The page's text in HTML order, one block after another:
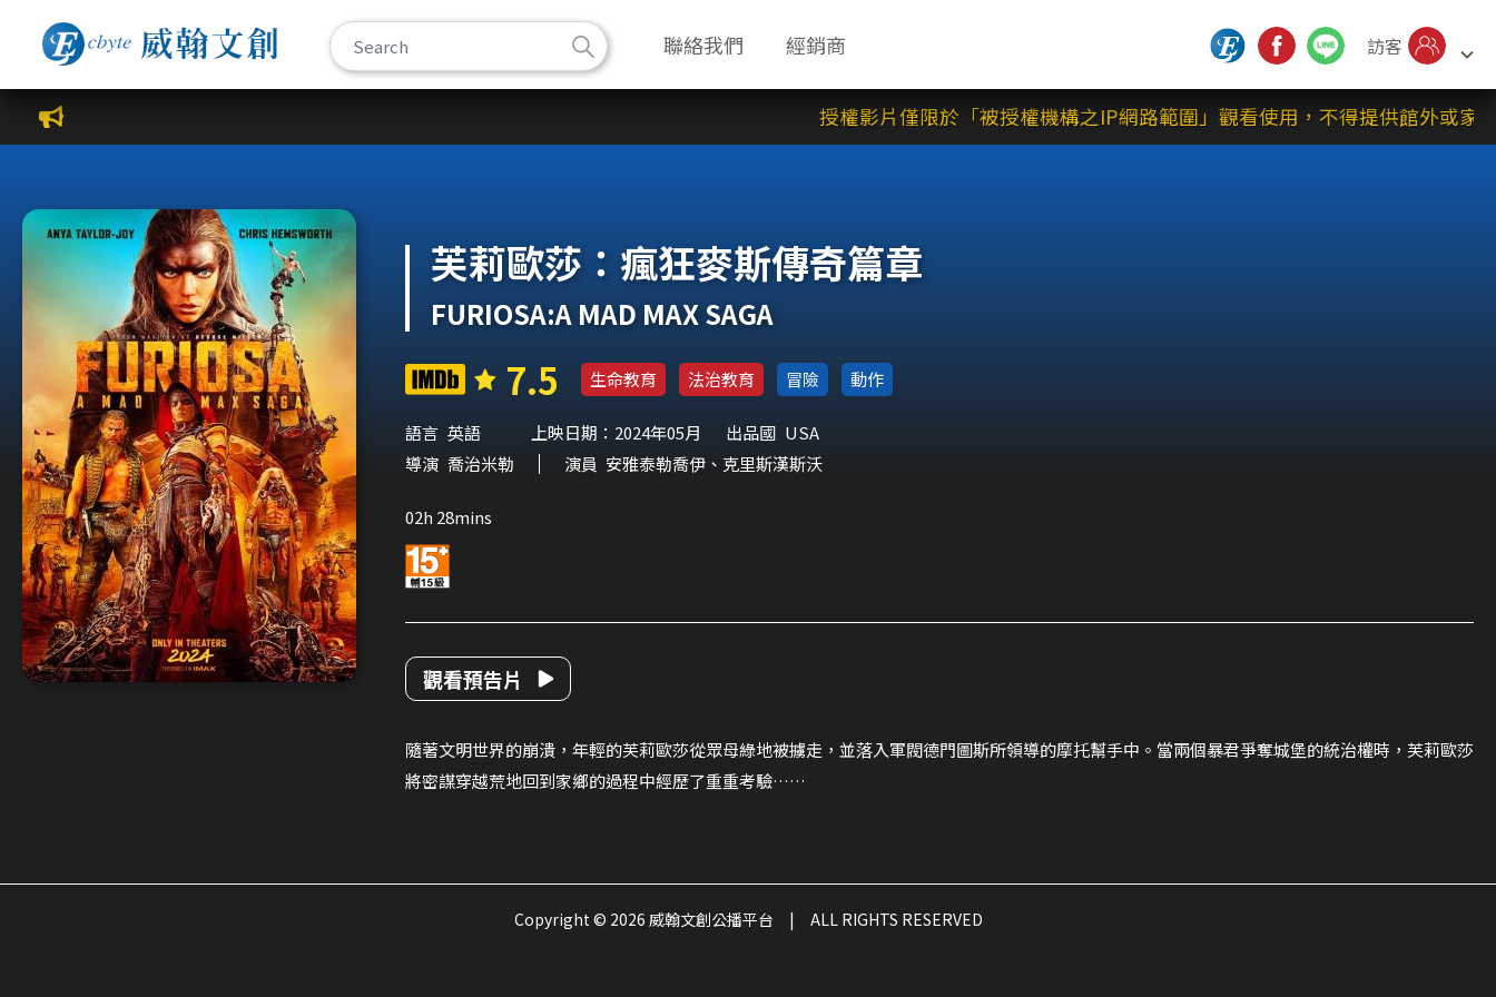
威翰文創公播平台
訪客
聯絡我們 經銷商
授權影片僅限於「被授權機構之IP網路範圍」觀看使用，不得提供館外或家庭觀
芙莉歐莎：瘋狂麥斯傳奇篇章
FURIOSA:A MAD MAX SAGA
7.5 生命教育 法治教育 冒險 動作
語言 英語 上映日期：2024年05月 出品國 USA
導演 喬治米勒 演員 安雅泰勒喬伊、克里斯漢斯沃
02h 28mins
觀看預告片
隨著文明世界的崩潰，年輕的芙莉歐莎從眾母綠地被擄走，並落入軍閥德門圖斯所領導的摩托幫手中。當兩個暴君爭奪城堡的統治權時，芙莉歐莎
將密謀穿越荒地回到家鄉的過程中經歷了重重考驗……
Copyright © 2026 威翰文創公播平台 | ALL RIGHTS RESERVED